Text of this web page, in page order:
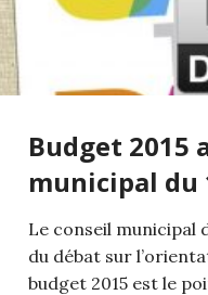
Budget 2015
municipal du
Le conseil municipal
du débat sur
budget 2015 est le